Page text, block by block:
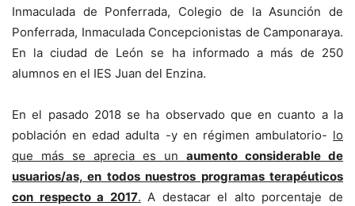
Inmaculada de Ponferrada, Colegio de la Asunción de
Ponferrada, Inmaculada Concepcionistas de Camponaraya.
En la ciudad de León se ha informado a más de 250
alumnos en el IES Juan del Enzina.
En el pasado 2018 se ha observado que en cuanto a la
población en edad adulta -y en régimen ambulatorio- lo
que más se aprecia es un aumento considerable de
usuarios/as, en todos nuestros programas terapéuticos
con respecto a 2017. A destacar el alto porcentaje de